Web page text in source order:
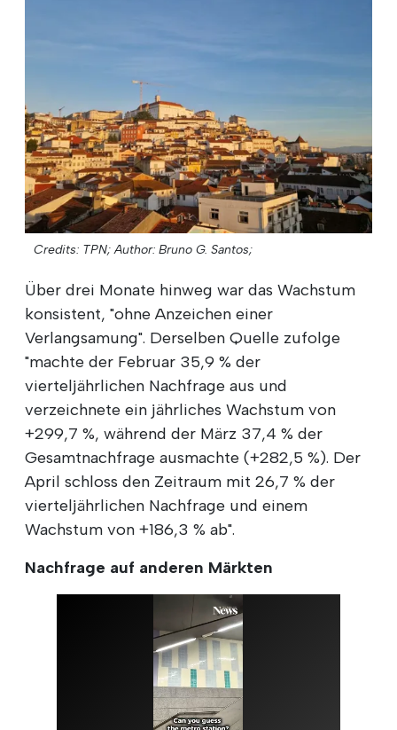
Credits: TPN; Author: Bruno G. Santos;
Über drei Monate hinweg war das Wachstum
konsistent, "ohne Anzeichen einer
Verlangsamung". Derselben Quelle zufolge
"machte der Februar 35,9 % der
vierteljährlichen Nachfrage aus und
verzeichnete ein jährliches Wachstum von
+299,7 %, während der März 37,4 % der
Gesamtnachfrage ausmachte (+282,5 %). Der
April schloss den Zeitraum mit 26,7 % der
vierteljährlichen Nachfrage und einem
Wachstum von +186,3 % ab".
Nachfrage auf anderen Märkten